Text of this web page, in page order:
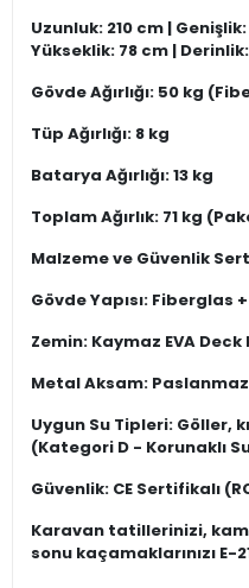
Uzunluk: 210 cm |
Yükseklik: 78 cm |
Gövde Ağırlığı: 50 kg
Tüp Ağırlığı: 8 kg
Batarya Ağırlığı: 13 kg
Toplam Ağırlık: 71 kg
Malzeme ve Güvenlik
Gövde Yapısı: Fiberglas
Zemin: Kaymaz EVA
Metal Aksam: Paslanmaz
Uygun Su Tipleri: Göller,
(Kategori D - Korunaklı
Güvenlik: CE Sertifikalı
Karavan tatillerinizi,
sonu kaçamaklarınızı E-